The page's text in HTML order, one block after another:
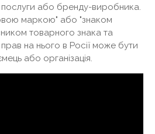
або бренду-виробника.
маркою" або "знаком
товарного знака та
на нього в Росії може бути
або організація.